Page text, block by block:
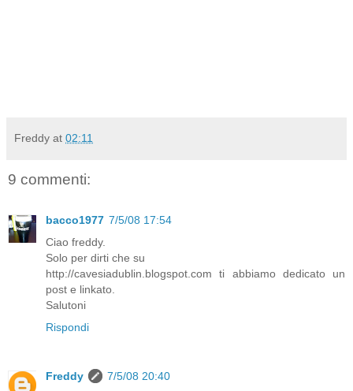
Freddy at 02:11
9 commenti:
bacco1977 7/5/08 17:54
Ciao freddy.
Solo per dirti che su
http://cavesiadublin.blogspot.com ti abbiamo dedicato un
post e linkato.
Salutoni
Rispondi
Freddy
7/5/08 20:40